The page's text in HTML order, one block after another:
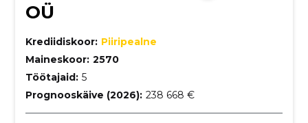
OÜ
Krediidiskoor: Piiripealne
Maineskoor: 2570
Töötajaid: 5
Prognooskäive (2026): 238 668 €